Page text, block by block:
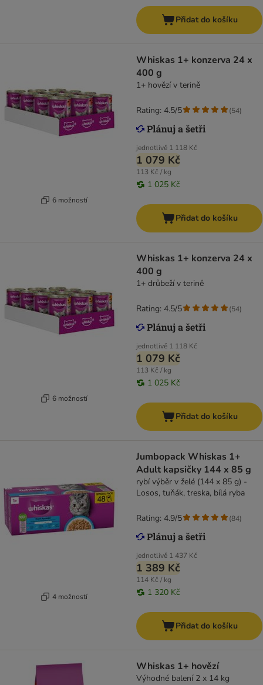
Přidat do košíku
6 možností
Whiskas 1+ konzerva 24 x
400 g
1+ hovězí v terině
jednotlivě 1 118 Kč
1 079 Kč
113 Kč / kg
1 025 Kč
Rating: 4.5/5 (54)
Přidat do košíku
6 možností
Whiskas 1+ konzerva 24 x
400 g
1+ drůbeží v terině
jednotlivě 1 118 Kč
1 079 Kč
113 Kč / kg
1 025 Kč
Rating: 4.5/5 (54)
Přidat do košíku
4 možností
Jumbopack Whiskas 1+
Adult kapsičky 144 x 85 g
rybí výběr v želé (144 x 85 g) -
Losos, tuňák, treska, bílá ryba
jednotlivě 1 437 Kč
1 389 Kč
114 Kč / kg
1 320 Kč
Rating: 4.9/5 (84)
Přidat do košíku
Whiskas 1+ hovězí
Výhodné balení 2 x 14 kg